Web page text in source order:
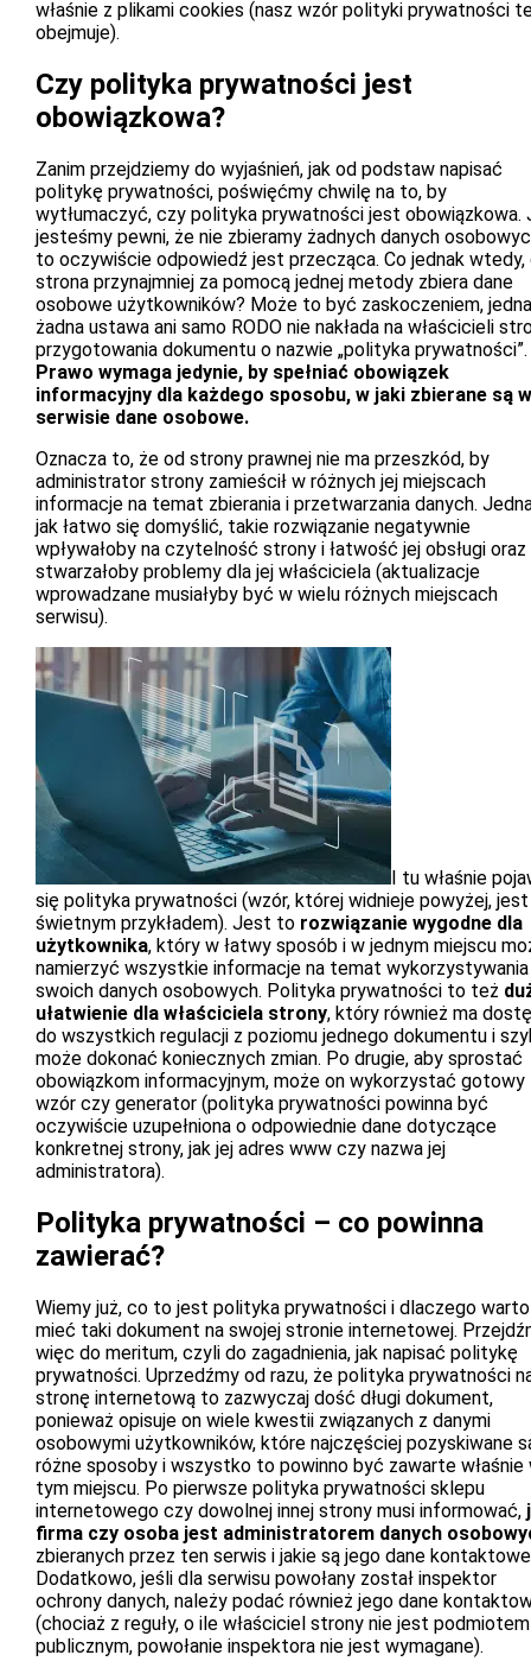
właśnie z plikami cookies (nasz wzór polityki prywatności
obejmuje).
Czy polityka prywatności jest
obowiązkowa?
Zanim przejdziemy do wyjaśnień, jak od podstaw napisać
politykę prywatności, poświęćmy chwilę na to, by
wytłumaczyć, czy polityka prywatności jest obowiązkowa.
jesteśmy pewni, że nie zbieramy żadnych danych
to oczywiście odpowiedź jest przecząca. Co jednak wtedy,
strona przynajmniej za pomocą jednej metody zbiera dane
osobowe użytkowników? Może to być zaskoczeniem,
żadna ustawa ani samo RODO nie nakłada na właścicieli
przygotowania dokumentu o nazwie „polityka prywatności”.
Prawo wymaga jedynie, by spełniać obowiązek
informacyjny dla każdego sposobu, w jaki zbierane są w
serwisie dane osobowe.
Oznacza to, że od strony prawnej nie ma przeszkód, by
administrator strony zamieścił w różnych jej miejscach
informacje na temat zbierania i przetwarzania danych.
jak łatwo się domyślić, takie rozwiązanie negatywnie
wpływałoby na czytelność strony i łatwość jej obsługi oraz
stwarzałoby problemy dla jej właściciela (aktualizacje
wprowadzane musiałyby być w wielu różnych miejscach
serwisu).
I tu właśnie
się polityka prywatności (wzór, której widnieje powyżej,
świetnym przykładem). Jest to rozwiązanie wygodne dla
użytkownika, który w łatwy sposób i w jednym miejscu
namierzyć wszystkie informacje na temat wykorzystywania
swoich danych osobowych. Polityka prywatności to też
ułatwienie dla właściciela strony, który również ma
do wszystkich regulacji z poziomu jednego dokumentu i
może dokonać koniecznych zmian. Po drugie, aby sprostać
obowiązkom informacyjnym, może on wykorzystać gotowy
wzór czy generator (polityka prywatności powinna być
oczywiście uzupełniona o odpowiednie dane dotyczące
konkretnej strony, jak jej adres www czy nazwa jej
administratora).
Polityka prywatności – co powinna
zawierać?
Wiemy już, co to jest polityka prywatności i dlaczego warto
mieć taki dokument na swojej stronie internetowej.
więc do meritum, czyli do zagadnienia, jak napisać politykę
prywatności. Uprzedźmy od razu, że polityka prywatności
stronę internetową to zazwyczaj dość długi dokument,
ponieważ opisuje on wiele kwestii związanych z danymi
osobowymi użytkowników, które najczęściej pozyskiwane
różne sposoby i wszystko to powinno być zawarte właśnie
tym miejscu. Po pierwsze polityka prywatności sklepu
internetowego czy dowolnej innej strony musi informować,
firma czy osoba jest administratorem danych
zbieranych przez ten serwis i jakie są jego dane
Dodatkowo, jeśli dla serwisu powołany został inspektor
ochrony danych, należy podać również jego dane
(chociaż z reguły, o ile właściciel strony nie jest podmiotem
publicznym, powołanie inspektora nie jest wymagane).